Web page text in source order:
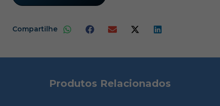
Compartilhe
Produtos Relacionados